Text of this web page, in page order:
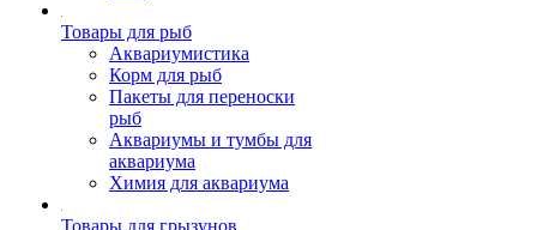
Товары для рыб
Аквариумистика
Корм для рыб
Пакеты для переноски
рыб
Аквариумы и тумбы для
аквариума
Химия для аквариума
Товары для грызунов